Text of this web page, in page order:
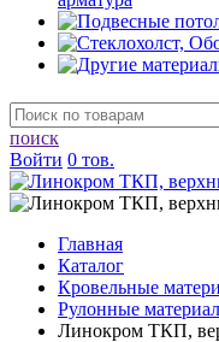
поиск
Войти 0 тов.
Главная
Каталог
Кровельные
Рулонные
Линокром ТКП,